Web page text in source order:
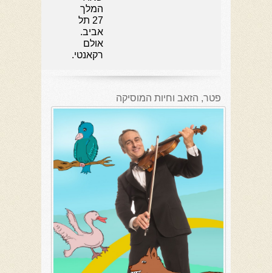
המלך
27 תל
אביב.
אולם
רקאנטי.
פטר, הזאב וחיות המוסיקה